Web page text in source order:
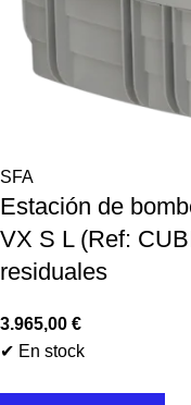
SFA
Estación de
VX S L (Ref:
residuales
3.965,00 €
✔ En stock